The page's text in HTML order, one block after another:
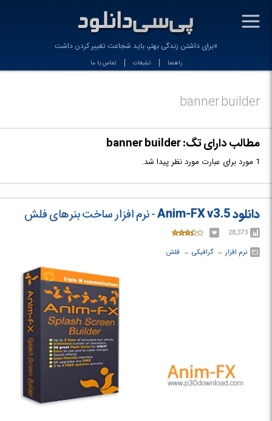
-
«برای داشتن زندگی بهتر، باید شجاعت تغییر کردن داشته_
راهنما تبلیغات تماس با ما
banner builder
مطالب دارای تگ: banner builder
1 مورد برای عبارت مورد نظر پیدا شد.
دانلود Anim-FX v3.5 - نرم افزار ساخت بنرهای فلش
28,373
نرم افزار ← ‏گرافیکی ← ‏ فلش